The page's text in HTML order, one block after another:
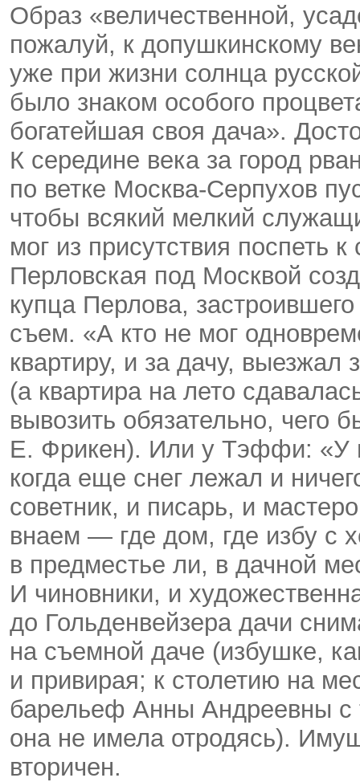
Образ «величественной,
пожалуй, к допушкинскому
уже при жизни солнца
было знаком особого
богатейшая своя дача».
К середине века за город
по ветке Москва-Серпухов
чтобы всякий мелкий
мог из присутствия поспеть
Перловская под Москвой
купца Перлова,
съем. «А кто не мог
квартиру, и за дачу, выезжал
(а квартира на лето
вывозить обязательно, чего
Е. Фрикен). Или у Тэффи: «У
когда еще снег лежал и
советник, и писарь, и
внаем — где дом, где избу с
в предместье ли, в дачной
И чиновники, и
до Гольденвейзера дачи
на съемной даче (избушке,
и привирая; к столетию на
барельеф Анны Андреевны с
она не имела отродясь).
вторичен.